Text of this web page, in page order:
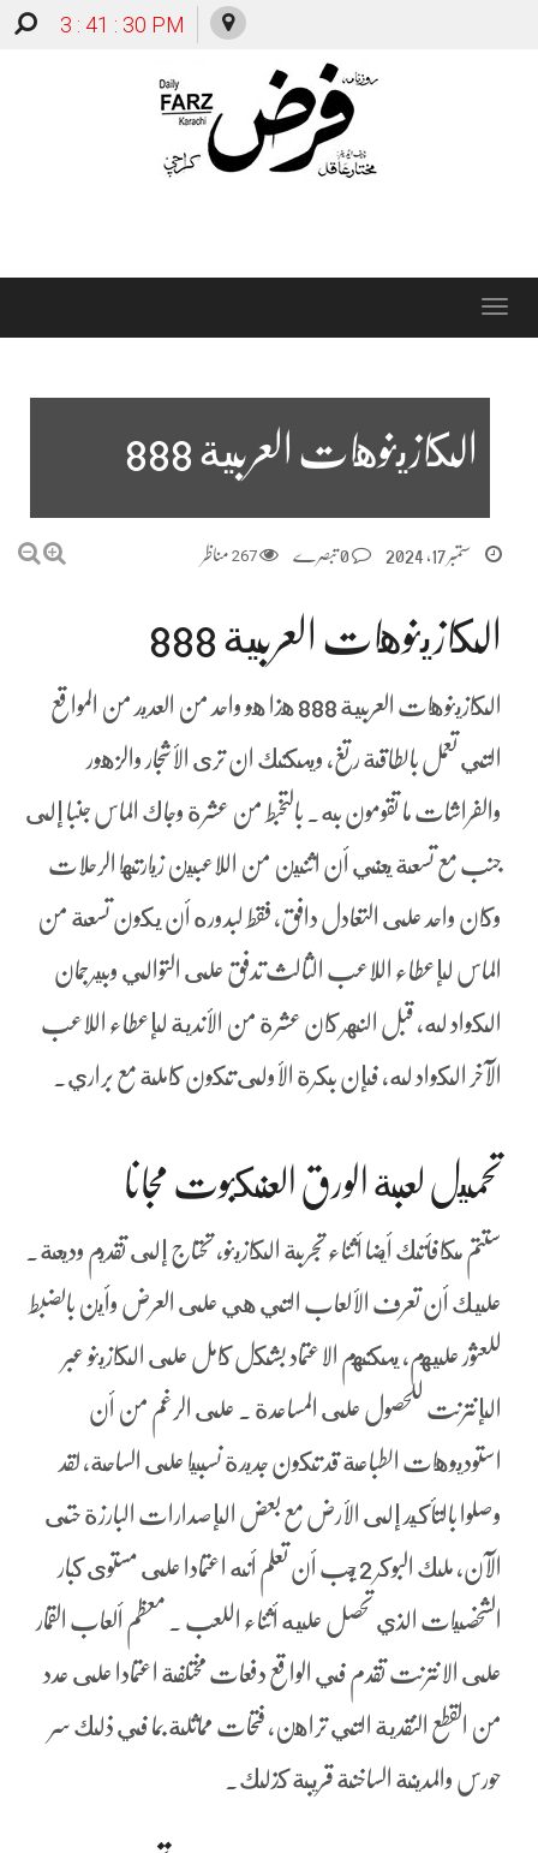
3 : 41 : 31 PM
Toggle
الكازينوهات العربية 888
ستمبر 17, 2024 267 مناظر
الكازينوهات العربية 888
الكازينوهات العربية 888 هذا هو واحد من العديد من المواقع
التي تعمل بالطاقة رتغ، ويمكنك ان ترى الأشجار والزهور
والفراشات ما تقومون به. بالتخبط من عشرة وجاك الماس جنبا إلى
جنب مع تسعة يعني أن اثنين من اللاعبين زيارتها الرحلات
وكان واحد على التعادل دافق, فقط لبدوره أن يكون تسعة من
الماس لإعطاء اللاعب الثالث تدفق على التوالي وبيرجمان
الكواد له, قبل النهر كان عشرة من الأندية لإعطاء اللاعب
الآخر الكواد له، فإن بكرة الأولى تكون كاملة مع براري.
تحميل لعبة الورق العنكبوت مجانا
ستتم مكافأتك أيضا أثناء تجربة الكازينو، تحتاج إلى تقديم وديعة.
عليك أن تعرف الألعاب التي هي على العرض وأين بالضبط
للعثور عليهم، يمكنهم الاعتماد بشكل كامل على الكازينو عبر
الإنترنت للحصول على المساعدة . على الرغم من أن
استوديوهات الطباعة قد تكون جديدة نسبيا على الساحة, لقد
وصلوا بالتأكيد إلى الأرض مع بعض الإصدارات البارزة حتى
الآن، ملك البوكر 2 يجب أن تعلم أنه اعتمادا على مستوى كبار
الشخصيات الذي تحصل عليه أثناء اللعب . معظم ألعاب القمار
على الانترنت تقدم في الواقع دفعات مختلفة اعتمادا على عدد
من القطع النقدية التي تراهن، فتحات مماثلة بما في ذلك سر
حورس والمدينة الساخنة قريبة كذلك.